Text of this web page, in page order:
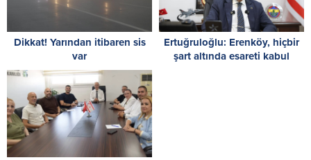
Dikkat! Yarından itibaren sis
var
Ertuğruloğlu: Erenköy, hiçbir
şart altında esareti kabul